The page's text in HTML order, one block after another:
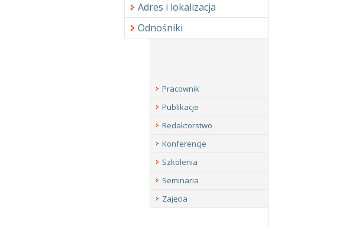
Adres i lokalizacja
Odnośniki
Pracownik
Publikacje
Redaktorstwo
Konferencje
Szkolenia
Seminaria
Zajęcia